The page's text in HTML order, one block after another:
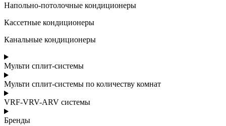
Напольно-потолочные кондиционеры
Кассетные кондиционеры
Канальные кондиционеры
Мульти сплит-системы
Мульти сплит-системы по количеству комнат
VRF-VRV-ARV системы
Бренды